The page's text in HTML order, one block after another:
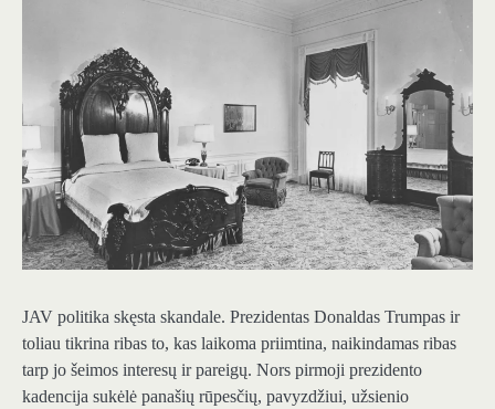
JAV politika skęsta skandale. Prezidentas Donaldas Trumpas ir
toliau tikrina ribas to, kas laikoma priimtina, naikindamas ribas
tarp jo šeimos interesų ir pareigų. Nors pirmoji prezidento
kadencija sukėlė panašių rūpesčių, pavyzdžiui, užsienio